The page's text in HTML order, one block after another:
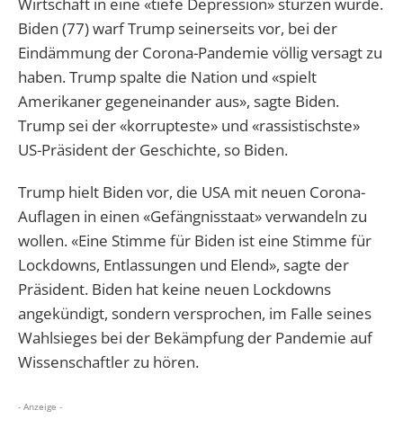
Biden (77) warf Trump seinerseits vor, bei der
Eindämmung der Corona-Pandemie völlig versagt zu
haben. Trump spalte die Nation und «spielt
Amerikaner gegeneinander aus», sagte Biden.
Trump sei der «korrupteste» und «rassistischste»
US-Präsident der Geschichte, so Biden.
Trump hielt Biden vor, die USA mit neuen Corona-
Auflagen in einen «Gefängnisstaat» verwandeln zu
wollen. «Eine Stimme für Biden ist eine Stimme für
Lockdowns, Entlassungen und Elend», sagte der
Präsident. Biden hat keine neuen Lockdowns
angekündigt, sondern versprochen, im Falle seines
Wahlsieges bei der Bekämpfung der Pandemie auf
Wissenschaftler zu hören.
- Anzeige -